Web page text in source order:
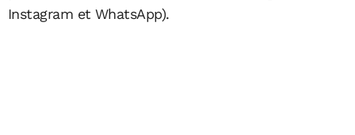
Instagram et WhatsApp).